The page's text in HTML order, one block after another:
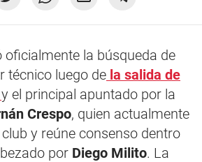
oficialmente la búsqueda de
técnico luego de la salida de
y el principal apuntado por la
Crespo, quien actualmente
y reúne consenso dentro
por Diego Milito. La